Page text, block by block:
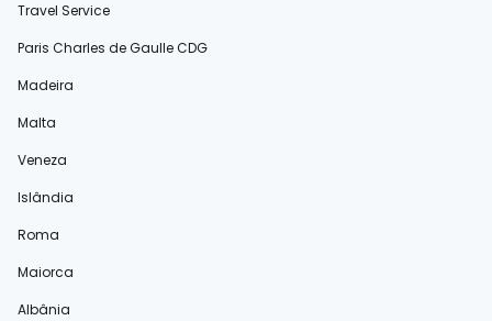
Travel Service
Paris Charles de Gaulle CDG
Madeira
Malta
Veneza
Islândia
Roma
Maiorca
Albânia